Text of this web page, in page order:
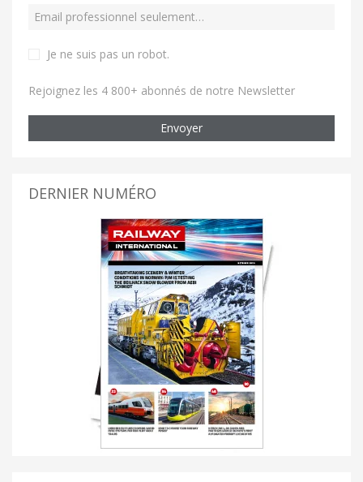
Je ne suis pas un robot.
Rejoignez les 4 800+ abonnés de notre Newsletter
Envoyer
DERNIER NUMÉRO